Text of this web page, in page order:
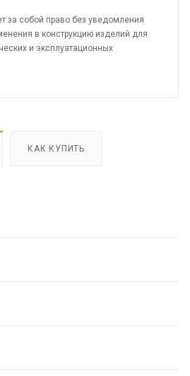
за собой право без уведомления
в конструкцию изделий для
и эксплуатационных
КАК КУПИТЬ